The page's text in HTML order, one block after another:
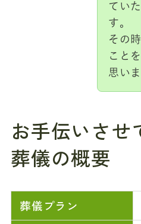
てい
す。
その
こと
思い
お手伝いさせ
葬儀の概要
葬儀プラン